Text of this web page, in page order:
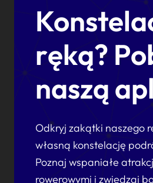
ręką?
naszą
Odkryj zakątki naszego
własną konstelację
Poznaj wspaniałe
rowerowymi i zwiedzaj